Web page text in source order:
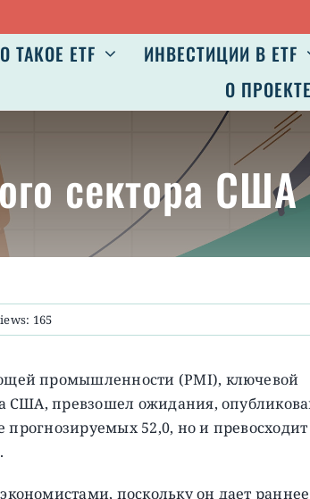
ТАКОЕ ETF ИНВЕСТИЦИИ В ETF
О ПРОЕКТЕ
сектора
165
промышленности (PMI), ключевой
США, превзошел ожидания,
прогнозируемых 52,0, но и превосходит
поскольку он дает раннее